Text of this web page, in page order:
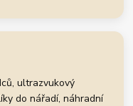
ultrazvukový
do nářadí, náhradní